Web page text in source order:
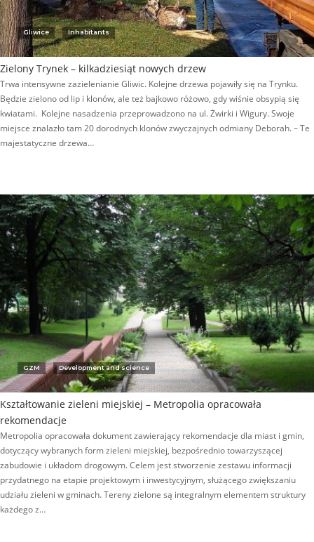
Gliwice Inhabitants
Zielony Trynek – kilkadziesiąt nowych drzew
Trwa intensywne zazielenianie Gliwic. Kolejne drzewa pojawiły się na Trynku.
Będzie zielono od lip i klonów, ale też bajkowo różowo, gdy wiśnie obsypią się
kwiatami. Kolejne nasadzenia przeprowadzono na ul. Żwirki i Wigury. Swoje
miejsce znalazło tam 20 dorodnych klonów zwyczajnych odmiany Deborah. – Te
majestatyczne drzewa…
GZM Development and science
Kształtowanie zieleni miejskiej – Metropolia opracowała
rekomendacje
Metropolia opracowała dokument zawierający rekomendacje dla miast i gmin,
dotyczący wybranych form zieleni miejskiej, bezpośrednio towarzyszącej
zabudowie i układom drogowym. Celem jest stworzenie zestawu informacji
przydatnego na etapie projektowym i inwestycyjnym, służącego zwiększaniu
udziału zieleni w gminach. Tereny zielone są integralnym elementem struktury
każdego z…